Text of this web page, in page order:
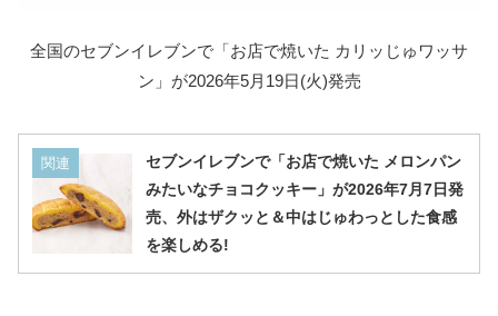
全国のセブンイレブンで「お店で焼いた カリッじゅワッサ
ン」が2026年5月19日(火)発売
関連
セブンイレブンで「お店で焼いた メロンパン
みたいなチョコクッキー」が2026年7月7日発
売、外はザクッと＆中はじゅわっとした食感
を楽しめる!